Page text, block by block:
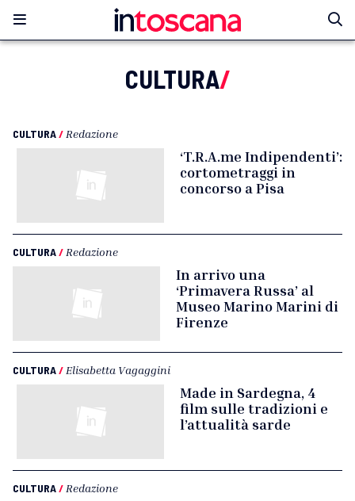
CULTURA/
CULTURA/ Redazione
‘T.R.A.me Indipendenti’:
cortometraggi in
concorso a Pisa
CULTURA/ Redazione
In arrivo una
‘Primavera Russa’ al
Museo Marino Marini di
Firenze
CULTURA/ Elisabetta Vagaggini
Made in Sardegna, 4
film sulle tradizioni e
l’attualità sarde
CULTURA/ Redazione